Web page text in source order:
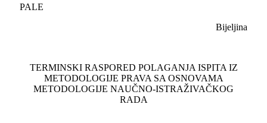
PALE
Bijeljina
TERMINSKI RASPORED POLAGANJA ISPITA IZ
METODOLOGIJE PRAVA SA OSNOVAMA
METODOLOGIJE NAUČNO-ISTRAŽIVAČKOG
RADA